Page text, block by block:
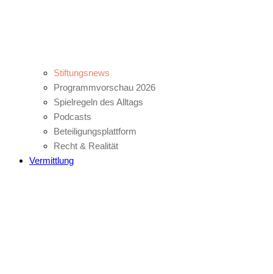
Stiftungsnews
Programmvorschau 2026
Spielregeln des Alltags
Podcasts
Beteiligungsplattform
Recht & Realität
Vermittlung